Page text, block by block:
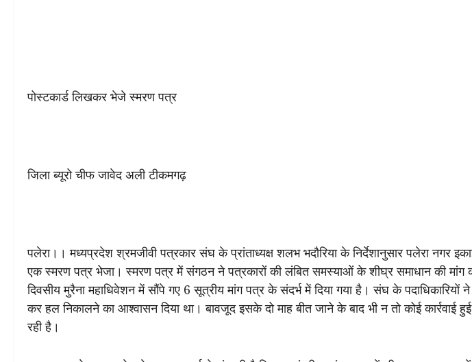
पोस्टकार्ड लिखकर भेजे स्मरण पत्र
जिला ब्यूरो चीफ जावेद अली टीकमगढ़
पलेरा।। मध्यप्रदेश श्रमजीवी पत्रकार संघ के प्रांताध्यक्ष शलभ भदौरिया के निर्देशानुसार पलेरा नगर
एक स्मरण पत्र भेजा। स्मरण पत्र में संगठन ने पत्रकारों की लंबित समस्याओं के शीघ्र समाधान की मांग
दिवसीय मुरैना महाधिवेशन में सौंपे गए 6 सूत्रीय मांग पत्र के संदर्भ में दिया गया है। संघ के
कर हल निकालने का आश्वासन दिया था। बावजूद इसके दो माह बीत जाने के बाद भी न तो कोई कार्रवाई
रही है।